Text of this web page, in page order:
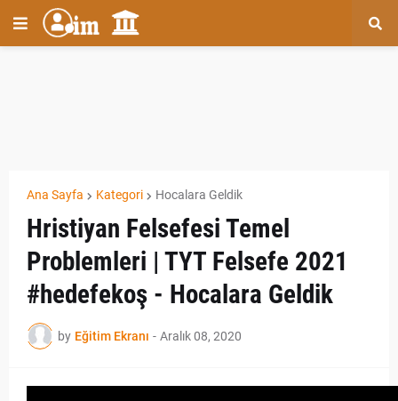
Ana Sayfa Kategori Hocalara Geldik
Hristiyan Felsefesi Temel
Problemleri | TYT Felsefe 2021
#hedefekoş - Hocalara Geldik
by Eğitim Ekranı - Aralık 08, 2020